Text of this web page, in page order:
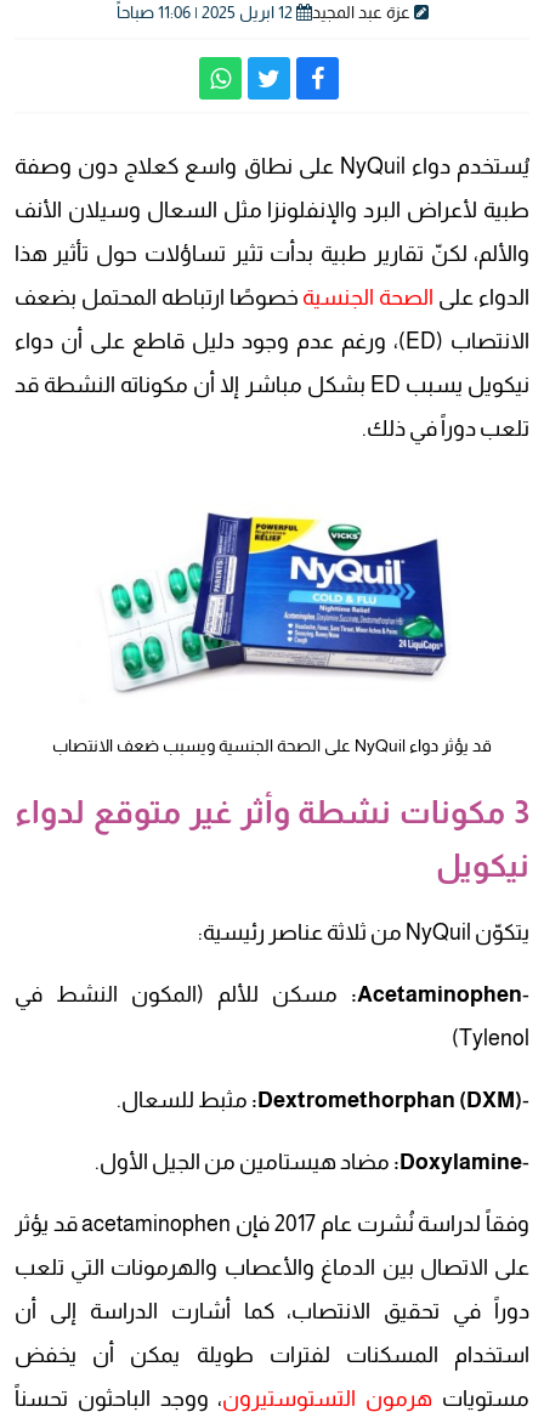
عزة عبد المجيد
يُستخدم دواء NyQuil على نطاق واسع كعلاج دون وصفة
طبية لأعراض البرد والإنفلونزا مثل السعال وسيلان الأنف
والألم، لكنّ تقارير طبية بدأت تثير تساؤلات حول تأثير هذا
الدواء على الصحة الجنسية خصوصًا ارتباطه المحتمل بضعف
الانتصاب (ED)، ورغم عدم وجود دليل قاطع على أن دواء
نيكويل يسبب ED بشكل مباشر إلا أن مكوناته النشطة قد
تلعب دوراً في ذلك.
قد يؤثر دواء NyQuil على الصحة الجنسية ويسبب ضعف الانتصاب
3 مكونات نشطة وأثر غير متوقع لدواء
نيكويل
يتكوّن NyQuil من ثلاثة عناصر رئيسية:
-
Acetaminophen:
مسكن للألم (المكون النشط في
Tylenol)
-
(Dextromethorphan (DXM: مثبط للسعال.
-
Doxylamine: مضاد هيستامين من الجيل الأول.
وفقاً لدراسة نُشرت عام 2017 فإن acetaminophen قد يؤثر
على الاتصال بين الدماغ والأعصاب والهرمونات التي تلعب
دوراً في تحقيق الانتصاب، كما أشارت الدراسة إلى أن
استخدام المسكنات لفترات طويلة يمكن أن يخفض
مستويات هرمون التستوستيرون، ووجد الباحثون تحسناً